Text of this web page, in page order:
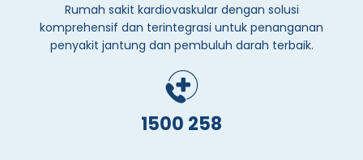
Rumah sakit kardiovaskular dengan solusi
komprehensif dan terintegrasi untuk penanganan
penyakit jantung dan pembuluh darah terbaik.
1500 258